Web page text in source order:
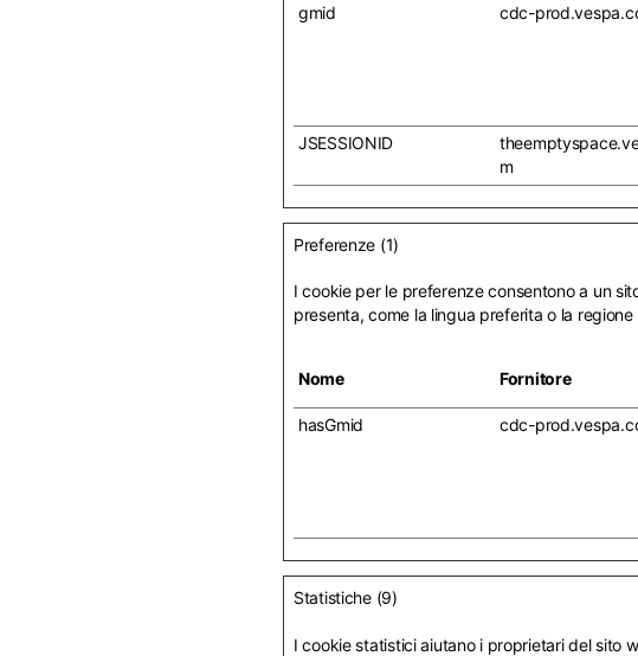
gmid
cdc-
JSESSIONID
m
Preferenze (1)
I cookie per le preferenze consentono a un
presenta, come la lingua preferita o la
Nome Fornitore
hasGmid cdc-
Statistiche (9)
I cookie statistici aiutano i proprietari del sito